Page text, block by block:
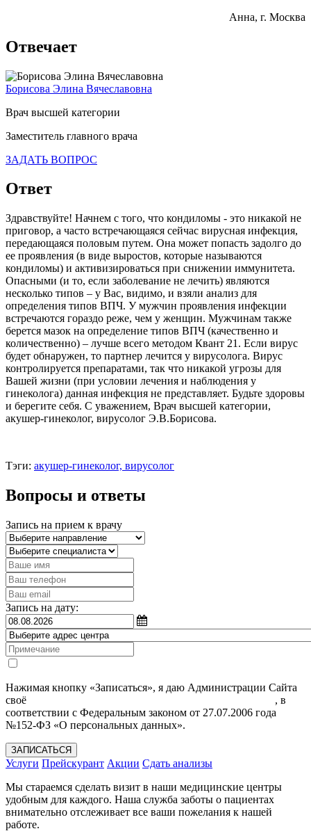
Анна, г. Москва
Отвечает
Борисова Элина Вячеславовна
Врач высшей категории
Заместитель главного врача
ЗАДАТЬ ВОПРОС
Ответ
Здравствуйте! Начнем с того, что кондиломы - это никакой не
приговор, а часто встречающаяся сейчас вирусная инфекция,
передающаяся половым путем. Она может попасть задолго до
ее проявления (в виде выростов, которые называются
кондиломы) и активизироваться при снижении иммунитета.
Опасными (и то, если заболевание не лечить) являются
несколько типов – у Вас, видимо, и взяли анализ для
определения типов ВПЧ. У мужчин проявления инфекции
встречаются гораздо реже, чем у женщин. Мужчинам также
берется мазок на определение типов ВПЧ (качественно и
количественно) – лучше всего методом Квант 21. Если вирус
будет обнаружен, то партнер лечится у вирусолога. Вирус
контролируется препаратами, так что никакой угрозы для
Вашей жизни (при условии лечения и наблюдения у
гинеколога) данная инфекция не представляет. Будьте здоровы
и берегите себя. С уважением, Врач высшей категории,
акушер-гинеколог, вирусолог Э.В.Борисова.
Тэги: акушер-гинеколог, вирусолог
Вопросы и ответы
Запись на прием к врачу
Запись на дату:
Нажимая кнопку «Записаться», я даю Администрации Сайта
своё
, в
соответствии с Федеральным законом от 27.07.2006 года
№152-ФЗ «О персональных данных».
ЗАПИСАТЬСЯ
Услуги Прейскурант Акции Сдать анализы
Мы стараемся сделать визит в наши медицинские центры
удобным для каждого. Наша служба заботы о пациентах
внимательно отслеживает все ваши пожелания к нашей
работе.